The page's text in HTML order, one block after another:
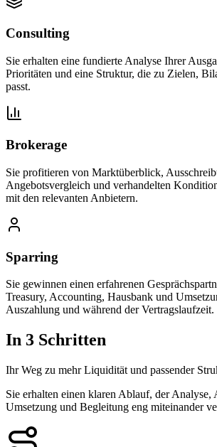
Consulting
Sie erhalten eine fundierte Analyse Ihrer
Prioritäten und eine Struktur, die zu Zielen,
passt.
Brokerage
Sie profitieren von Marktüberblick,
Angebotsvergleich und verhandelten
mit den relevanten Anbietern.
Sparring
Sie gewinnen einen erfahrenen
Treasury, Accounting, Hausbank und
Auszahlung und während der Vertragslaufzeit.
In 3 Schritten
Ihr Weg zu mehr Liquidität und passender
Sie erhalten einen klaren Ablauf, der Analyse,
Umsetzung und Begleitung eng miteinander